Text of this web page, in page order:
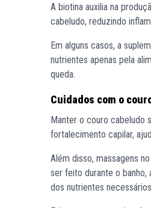
A biotina auxilia na
cabeludo, reduzindo
Em alguns casos, a
nutrientes apenas pela
queda.
Cuidados com o
Manter o couro cabeludo
fortalecimento capilar,
Além disso, massagens
ser feito durante o banho,
dos nutrientes